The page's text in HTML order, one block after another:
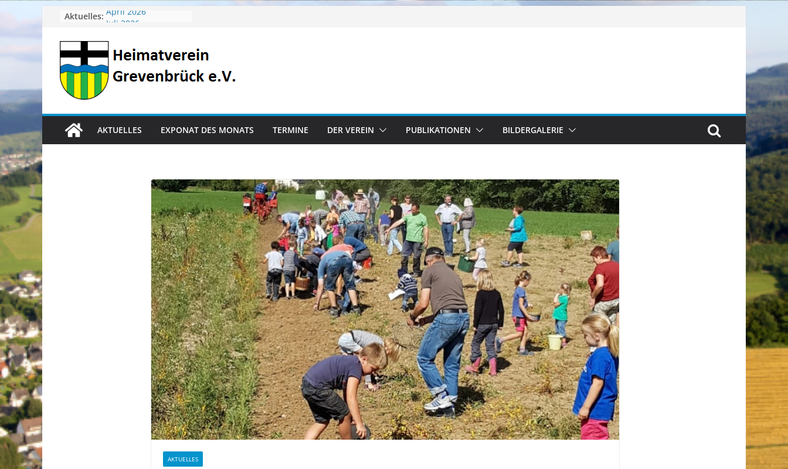
springen
Aktuelles: April 2026
Juni 2026
Mai 2026
Heimatverein aktuell
AKTUELLES EXPONAT DES MONATS TERMINE DER VEREIN PUBLIKATIONEN BILDERGALERIE
AKTUELLES